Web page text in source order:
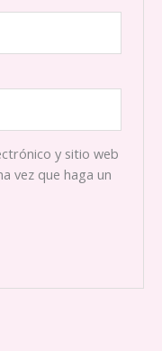
y sitio web
vez que haga un